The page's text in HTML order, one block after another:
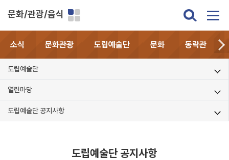
문화/관광/음식
소식 문화관광 도립예술단 문화 동락관
도립예술단
열린마당
도립예술단 공지사항
도립예술단 공지사항